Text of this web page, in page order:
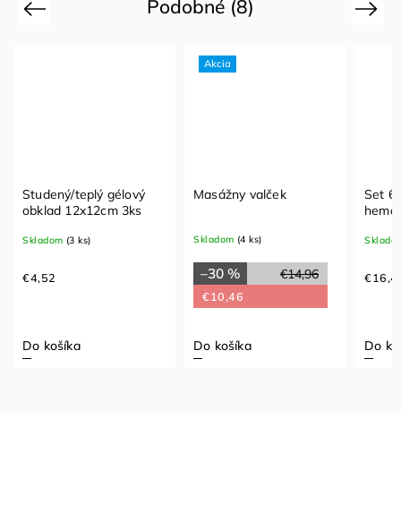
Podobné (8)
Previous
Studený/teplý gélový
obklad 12x12cm 3ks
Skladom (3 ks)
€4,52
Do košíka
Akcia
Masážny valček
Skladom (4 ks)
€14,96
–30 %
€10,46
Do košíka
Set 6
Do
Next